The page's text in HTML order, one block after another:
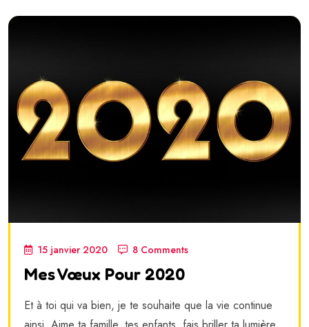
15 janvier 2020 8 Comments
Mes Vœux Pour 2020
Et à toi qui va bien, je te souhaite que la vie continue